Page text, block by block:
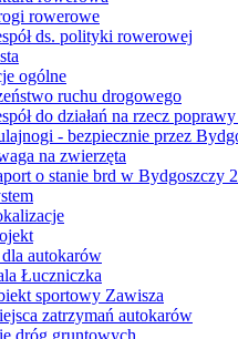
rowerowe
ds. polityki rowerowej
ogólne
ruchu drogowego
do działań na rzecz
- bezpiecznie przez
na zwierzęta
o stanie brd w Bydgoszczy
autokarów
Łuczniczka
sportowy Zawisza
zatrzymań autokarów
dróg gruntowych